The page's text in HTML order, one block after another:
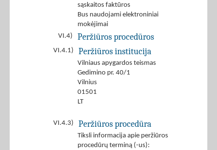
sąskaitos faktūros
Bus naudojami elektroniniai
mokėjimai
VI.4)
Peržiūros procedūros
VI.4.1) Peržiūros institucija
Vilniaus apygardos teismas
Gedimino pr. 40/1
Vilnius
01501
LT
VI.4.3) Peržiūros procedūra
Tiksli informacija apie peržiūros
procedūrų terminą (-us):